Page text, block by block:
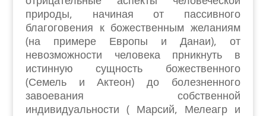
природы, начиная от пассивного
благоговения к божественным желаниям
(на примере Европы и Данаи), от
невозможности человека прникнуть в
истинную сущность божественного
(Семель и Актеон) до болезненного
завоевания собственной
индивидуальности ( Марсий, Мелеагр и